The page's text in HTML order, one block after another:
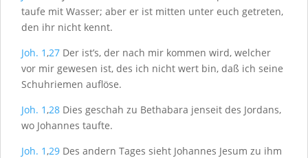
taufe mit Wasser; aber er ist mitten unter euch getreten,
den ihr nicht kennt.
Joh. 1,27 Der ist’s, der nach mir kommen wird, welcher
vor mir gewesen ist, des ich nicht wert bin, daß ich seine
Schuhriemen auflöse.
Joh. 1,28 Dies geschah zu Bethabara jenseit des Jordans,
wo Johannes taufte.
Joh. 1,29 Des andern Tages sieht Johannes Jesum zu ihm